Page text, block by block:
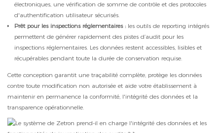
électroniques, une vérification de somme de contrôle et des protocoles
d'authentification utilisateur sécurisés.
Prêt pour les inspections réglementaires :les outils de reporting intégrés
permettent de générer rapidement des pistes d’audit pour les
inspections réglementaires. Les données restent accessibles, lisibles et
récupérables pendant toute la durée de conservation requise.
Cette conception garantit une traçabilité complète, protège les données
contre toute modification non autorisée et aide votre établissement à
maintenir en permanence la conformité, l'intégrité des données et la
transparence opérationnelle.